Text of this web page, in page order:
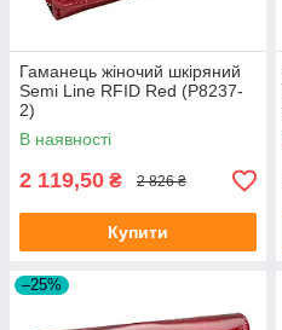
Гаманець жіночий шкіряний
Semi Line RFID Red (P8237-
2)
В наявності
2 119,50 ₴ 2 826 ₴
Купити
–25%